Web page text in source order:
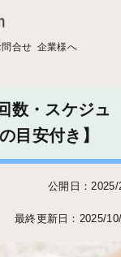
問合せ 企業様へ
数・スケジュ
目安付き】
公開日：2025/
最終更新日：2025/